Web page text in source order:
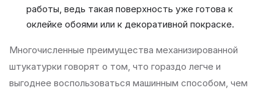
работы, ведь такая поверхность уже готова к
оклейке обоями или к декоративной покраске.
Многочисленные преимущества механизированной
штукатурки говорят о том, что гораздо легче и
выгоднее воспользоваться машинным способом, чем